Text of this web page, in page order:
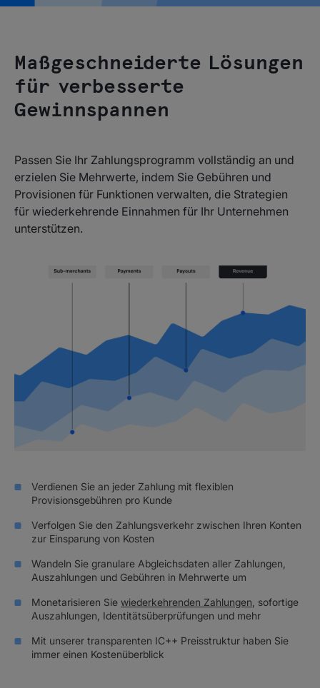
Maßgeschneiderte Lösungen
für verbesserte
Gewinnspannen
Passen Sie Ihr Zahlungsprogramm vollständig an und
erzielen Sie Mehrwerte, indem Sie Gebühren und
Provisionen für Funktionen verwalten, die Strategien
für wiederkehrende Einnahmen für Ihr Unternehmen
unterstützen.
Verdienen Sie an jeder Zahlung mit flexiblen
Provisionsgebühren pro Kunde
Verfolgen Sie den Zahlungsverkehr zwischen Ihren Konten
zur Einsparung von Kosten
Wandeln Sie granulare Abgleichsdaten aller Zahlungen,
Auszahlungen und Gebühren in Mehrwerte um
Monetarisieren Sie wiederkehrenden Zahlungen , sofortige
Auszahlungen, Identitätsüberprüfungen und mehr
Mit unserer transparenten IC++ Preisstruktur haben Sie
immer einen Kostenüberblick